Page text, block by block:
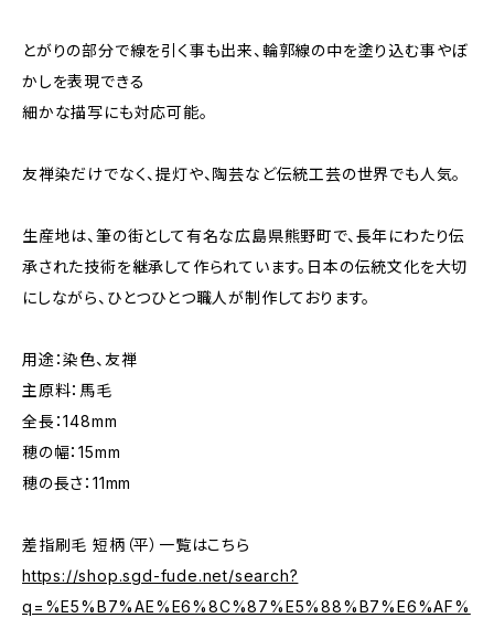
とがりの部分で線を引く事も出来、輪郭線の中を塗り込む事やぼ
かしを表現できる
細かな描写にも対応可能。
友禅染だけでなく、提灯や、陶芸など伝統工芸の世界でも人気。
生産地は、筆の街として有名な広島県熊野町で、長年にわたり伝
承された技術を継承して作られています。日本の伝統文化を大切
にしながら、ひとつひとつ職人が制作しております。
用途：染色、友禅
主原料：馬毛
全長：148mm
穂の幅：15mm
穂の長さ：11mm
差指刷毛 短柄（平）一覧はこちら
https://shop.sgd-fude.net/search?
q=%E5%B7%AE%E6%8C%87%E5%88%B7%E6%AF%